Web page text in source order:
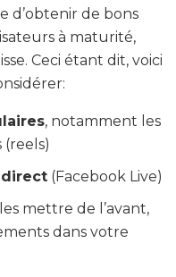
d’obtenir de bons
à maturité,
Ceci étant dit, voici
, notamment les
(reels)
(Facebook Live)
mettre de l’avant,
dans votre